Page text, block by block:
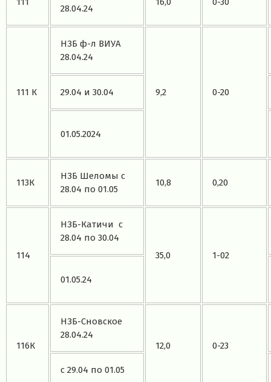
28.04.24
111 К
НЗБ ф-л ВИУА
28.04.24
9,2 0-20
29.04 и 30.04
01.05.2024
113К
НЗБ Шеломы с
28.04 по 01.05
10,8 0,20
114
НЗБ-Катичи с
28.04 по 30.04
35,0
1-02
01.05.24
116К
НЗБ-Сновское
28.04.24
12,0
0-23
с 29.04 по 01.05